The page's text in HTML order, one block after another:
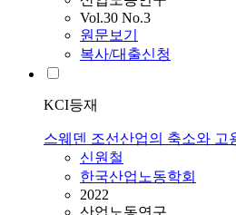
Vol.30 No.3
원문보기
복사/대출신청
KCI등재
스웨덴 조선산업의 축소와 고
신원철
한국산업노동학회
2022